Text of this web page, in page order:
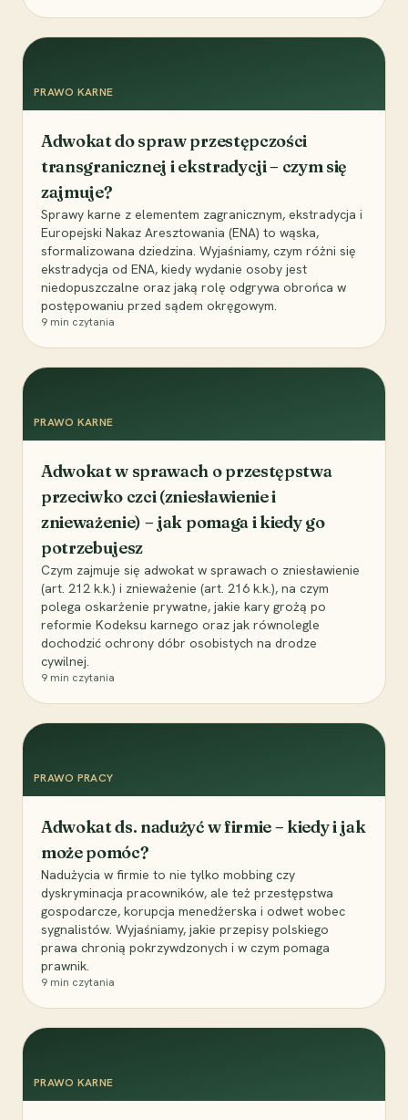
PRAWO KARNE
Adwokat do spraw przestępczości
transgranicznej i ekstradycji – czym się
zajmuje?
Sprawy karne z elementem zagranicznym, ekstradycja i
Europejski Nakaz Aresztowania (ENA) to wąska,
sformalizowana dziedzina. Wyjaśniamy, czym różni się
ekstradycja od ENA, kiedy wydanie osoby jest
niedopuszczalne oraz jaką rolę odgrywa obrońca w
postępowaniu przed sądem okręgowym.
9 min czytania
PRAWO KARNE
Adwokat w sprawach o przestępstwa
przeciwko czci (zniesławienie i
znieważenie) – jak pomaga i kiedy go
potrzebujesz
Czym zajmuje się adwokat w sprawach o zniesławienie
(art. 212 k.k.) i znieważenie (art. 216 k.k.), na czym
polega oskarżenie prywatne, jakie kary grożą po
reformie Kodeksu karnego oraz jak równolegle
dochodzić ochrony dóbr osobistych na drodze
cywilnej.
9 min czytania
PRAWO PRACY
Adwokat ds. nadużyć w firmie – kiedy i jak
może pomóc?
Nadużycia w firmie to nie tylko mobbing czy
dyskryminacja pracowników, ale też przestępstwa
gospodarcze, korupcja menedżerska i odwet wobec
sygnalistów. Wyjaśniamy, jakie przepisy polskiego
prawa chronią pokrzywdzonych i w czym pomaga
prawnik.
9 min czytania
PRAWO KARNE